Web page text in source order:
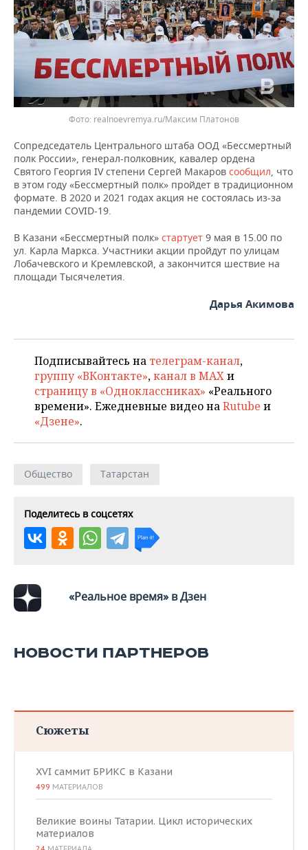
realnoevremya.ru/Максим Платонов
Сопредседатель Центрального штаба ООД «Бессмертный
полк России», генерал-полковник, кавалер ордена
Святого Георгия IV степени Сергей Макаров сообщил , что
в этом году «Бессмертный полк» пройдет в традиционном
формате. В 2020 и 2021 годах акция не состоялась из-за
пандемии COVID-19.
В Казани «Бессмертный полк» стартует 9 мая в 15.00 по
ул. Карла Маркса. Участники акции пройдут по улицам
Лобачевского и Кремлевской, а закончится шествие на
площади Тысячелетия.
Дарья Акимова
Подписывайтесь на телеграм-канал,
группу «ВКонтакте»,канал в MAXи
страницу в «Одноклассниках» «Реального
времени». Ежедневные видео наRutube и
«Дзене».
Общество Татарстан
Поделитесь в соцсетях
«Реальное время» в Дзен
НОВОСТИ ПАРТНЕРОВ
Сюжеты
XVI саммит БРИКС в Казани
499 МАТЕРИАЛОВ
Великие воины Татарии. Цикл исторических
материалов